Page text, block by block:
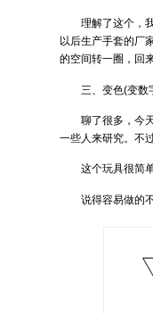
理解了这个，
以后生产手套的厂
的空间转一圈，回
三、变色(变数
聊了很多，今
一些人来研究。不
这个玩具很简
说得容易做的